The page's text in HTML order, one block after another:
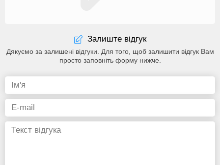
Залиште відгук
Дякуємо за залишені відгуки. Для того, щоб залишити відгук Вам
просто заповніть форму нижче.